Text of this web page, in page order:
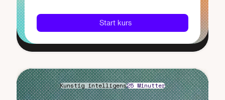
Start kurs
Kunstig intelligens25 Minutter